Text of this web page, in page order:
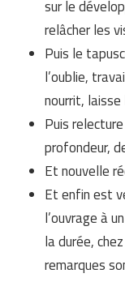
sur le
relâcher les
Puis le
l’oublie,
nourrit,
Puis
profondeur,
Et nouvelle
Et enfin est
l’ouvrage à
la durée,
remarques